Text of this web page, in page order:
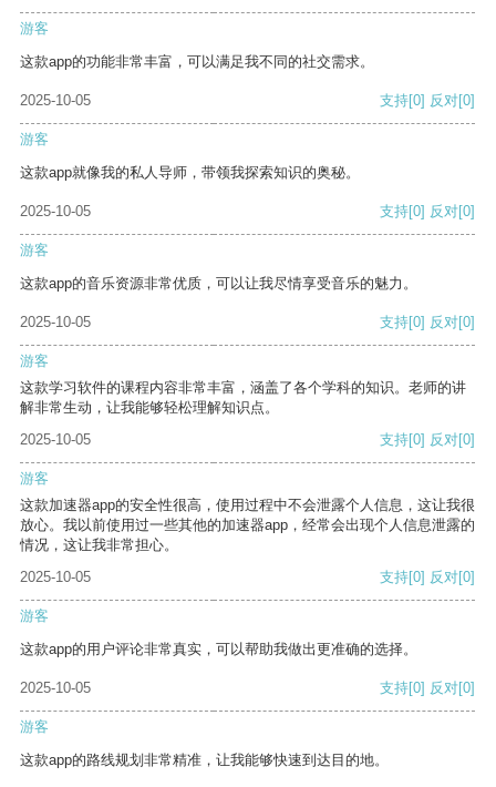
游客
这款app的功能非常丰富，可以满足我不同的社交需求。
2025-10-05 支持[0] 反对[0]
游客
这款app就像我的私人导师，带领我探索知识的奥秘。
2025-10-05 支持[0] 反对[0]
游客
这款app的音乐资源非常优质，可以让我尽情享受音乐的魅力。
2025-10-05 支持[0] 反对[0]
游客
这款学习软件的课程内容非常丰富，涵盖了各个学科的知识。老师的讲
解非常生动，让我能够轻松理解知识点。
2025-10-05
支持[0] 反对[0]
游客
这款加速器app的安全性很高，使用过程中不会泄露个人信息，这让我很
放心。我以前使用过一些其他的加速器app，经常会出现个人信息泄露的
情况，这让我非常担心。
2025-10-05
支持[0] 反对[0]
游客
这款app的用户评论非常真实，可以帮助我做出更准确的选择。
2025-10-05 支持[0] 反对[0]
游客
这款app的路线规划非常精准，让我能够快速到达目的地。